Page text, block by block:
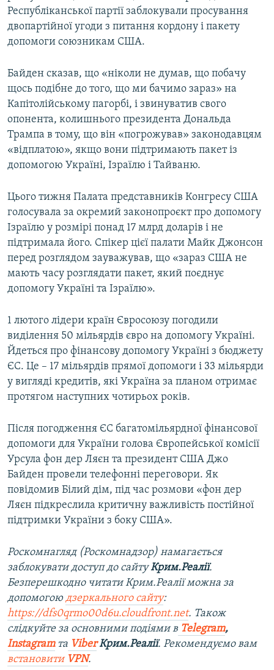
Республіканської партії заблокували просування
двопартійної угоди з питання кордону і пакету
допомоги союзникам США.
Байден сказав, що «ніколи не думав, що побачу
щось подібне до того, що ми бачимо зараз» на
Капітолійському пагорбі, і звинуватив свого
опонента, колишнього президента Дональда
Трампа в тому, що він «погрожував» законодавцям
«відплатою», якщо вони підтримають пакет із
допомогою Україні, Ізраїлю і Тайваню.
Цього тижня Палата представників Конгресу США
голосувала за окремий законопроєкт про допомогу
Ізраїлю у розмірі понад 17 млрд доларів і не
підтримала його. Спікер цієї палати Майк Джонсон
перед розглядом зауважував, що «зараз США не
мають часу розглядати пакет, який поєднує
допомогу Україні та Ізраїлю».
1 лютого лідери країн Євросоюзу погодили
виділення 50 мільярдів євро на допомогу Україні.
Йдеться про фінансову допомогу Україні з бюджету
ЄС. Це – 17 мільярдів прямої допомоги і 33 мільярди
у вигляді кредитів, які Україна за планом отримає
протягом наступних чотирьох років.
Після погодження ЄС багатомільярдної фінансової
допомоги для України голова Європейської комісії
Урсула фон дер Ляєн та президент США Джо
Байден провели телефонні переговори. Як
повідомив Білий дім, під час розмови «фон дер
Ляєн підкреслила критичну важливість постійної
підтримки України з боку США».
Роскомнагляд (Роскомнадзор) намагається
заблокувати доступ до сайтуКрим.Реалії.
Безперешкодно читати Крим.Реалії можна за
допомогою дзеркального сайту:
https://dfs0qrmo00d6u.cloudfront.net. Також
слідкуйте за основними подіями в Telegram,
Instagramта ViberКрим.Реалії. Рекомендуємо вам
встановити VPN.